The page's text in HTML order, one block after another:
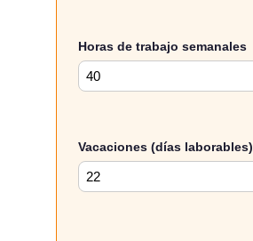
Horas de trabajo semanales
Vacaciones (días laborables)